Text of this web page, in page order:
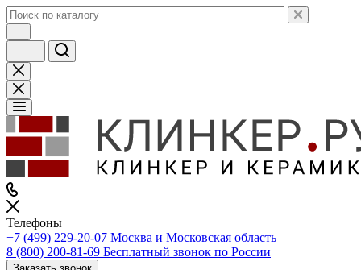
Телефоны
+7 (499) 229-20-07 Москва и Московская область
8 (800) 200-81-69 Бесплатный звонок по России